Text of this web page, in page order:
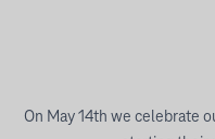
On May 14th we celebrate